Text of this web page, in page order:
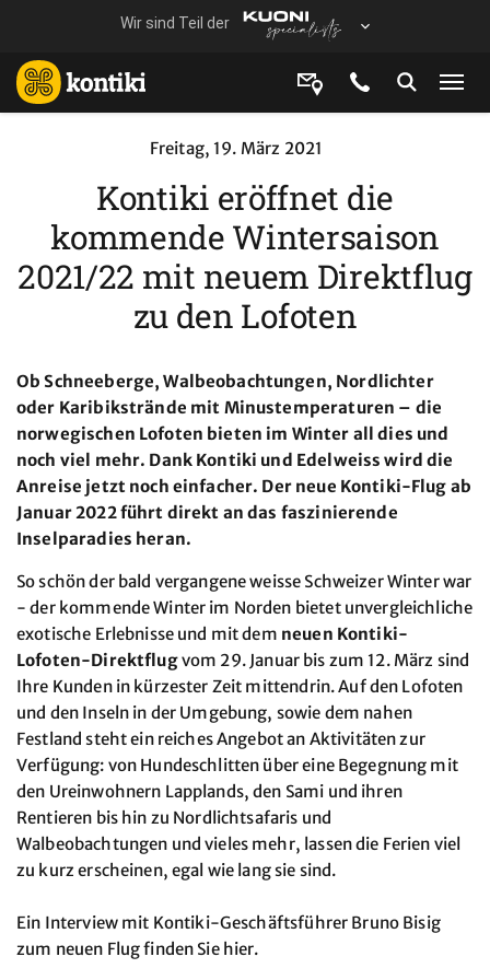
Freitag, 19. März 2021
Kontiki eröffnet die
kommende Wintersaison
2021/22 mit neuem Direktflug
zu den Lofoten
Ob Schneeberge, Walbeobachtungen, Nordlichter
oder Karibikstrände mit Minustemperaturen – die
norwegischen Lofoten bieten im Winter all dies und
noch viel mehr. Dank Kontiki und Edelweiss wird die
Anreise jetzt noch einfacher. Der neue Kontiki-Flug ab
Januar 2022 führt direkt an das faszinierende
Inselparadies heran.
So schön der bald vergangene weisse Schweizer Winter war
- der kommende Winter im Norden bietet unvergleichliche
exotische Erlebnisse und mit dem neuen Kontiki-
Lofoten-Direktflugvom 29. Januar bis zum 12. März sind
Ihre Kunden in kürzester Zeit mittendrin. Auf den Lofoten
und den Inseln in der Umgebung, sowie dem nahen
Festland steht ein reiches Angebot an Aktivitäten zur
Verfügung: von Hundeschlitten über eine Begegnung mit
den Ureinwohnern Lapplands, den Sami und ihren
Rentieren bis hin zu Nordlichtsafaris und
Walbeobachtungen und vieles mehr, lassen die Ferien viel
zu kurz erscheinen, egal wie lang sie sind.
Ein Interview mit Kontiki-Geschäftsführer Bruno Bisig
zum neuen Flug finden Sie hier.